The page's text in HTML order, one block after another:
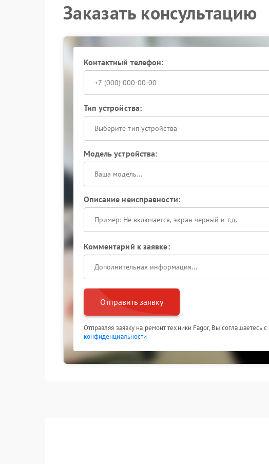
Заказать консультацию
Контактный телефон:
Тип устройства:
Выберите тип устройства
Модель устройства:
Описание неисправности:
Комментарий к заявке:
Отправить заявку
Отправляя заявку на ремонт техники Fagor, Вы соглашаетесь с
конфиденциальности